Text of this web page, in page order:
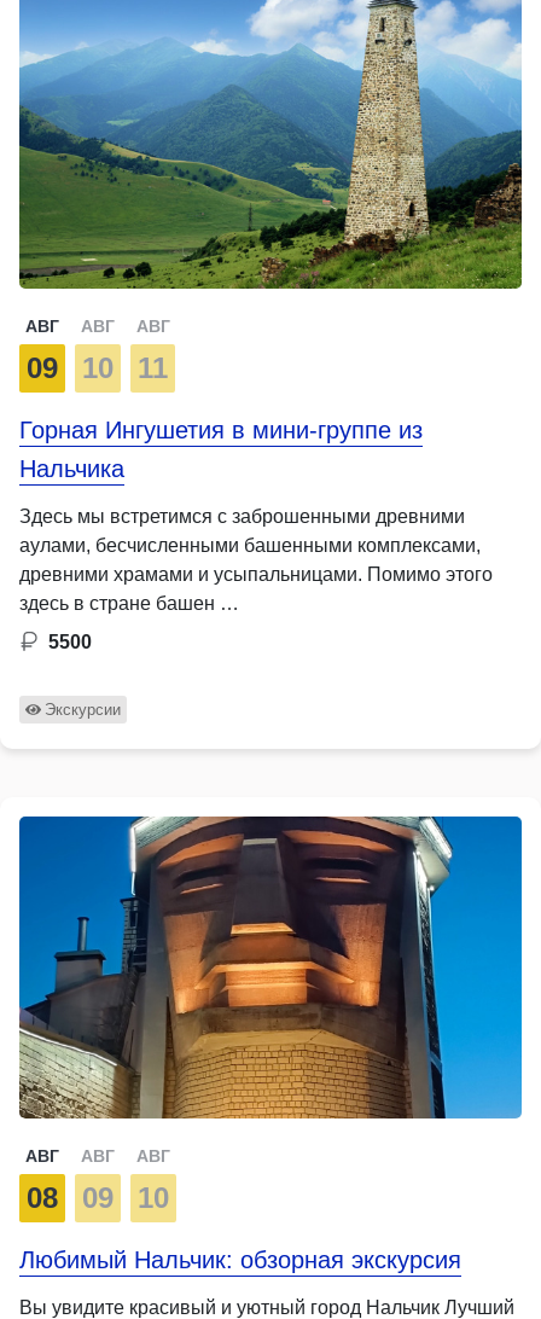
АВГ
09
АВГ
10
АВГ
11
Горная Ингушетия в мини-группе из
Нальчика
Здесь мы встретимся с заброшенными древними
аулами, бесчисленными башенными комплексами,
древними храмами и усыпальницами. Помимо этого
здесь в стране башен …
5500
Экскурсии
АВГ
08
АВГ
09
АВГ
10
Любимый Нальчик: обзорная экскурсия
Вы увидите красивый и уютный город Нальчик Лучший